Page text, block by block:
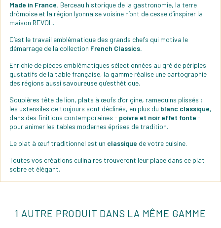
Made in France. Berceau historique de la gastronomie, la terre
drômoise et la région lyonnaise voisine n’ont de cesse d’inspirer la
maison REVOL.
C’est le travail emblématique des grands chefs qui motiva le
démarrage de la collection French Classics.
Enrichie de pièces emblématiques sélectionnées au gré de périples
gustatifs de la table française, la gamme réalise une cartographie
des régions aussi savoureuse qu’esthétique.
Soupières tête de lion, plats à œufs d’origine, ramequins plissés :
les ustensiles de toujours sont déclinés, en plus du blanc classique,
dans des finitions contemporaines - poivre et noir effet fonte -
pour animer les tables modernes éprises de tradition.
Le plat à œuf traditionnel est un classique de votre cuisine.
Toutes vos créations culinaires trouveront leur place dans ce plat
sobre et élégant. ​
1 AUTRE PRODUIT DANS LA MÊME GAMME